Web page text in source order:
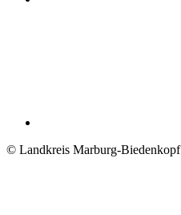
© Landkreis Marburg-Biedenkopf